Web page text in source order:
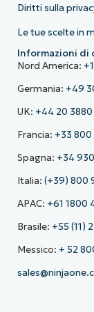
Diritti sulla
Le tue scelte in
Informazioni di
Nord America:
Germania: +49
UK: +44 20
Francia: +33 800
Spagna: +34
Italia: (+39) 800
APAC: +61 1800
Brasile: +55 (11)
Messico: + 52